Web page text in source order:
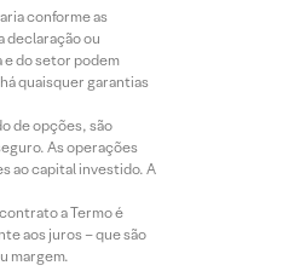
conforme as
declaração ou
e do setor podem
quaisquer garantias
de opções, são
As operações
ao capital investido. A
a Termo é
aos juros – que são
margem.